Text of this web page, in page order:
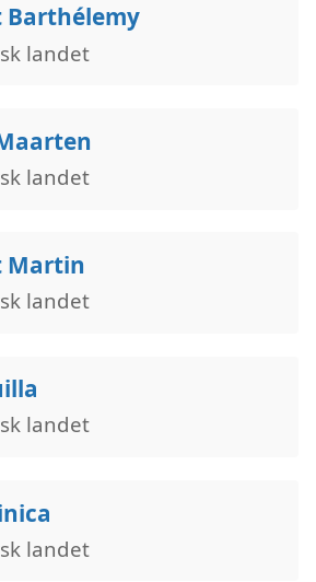
Barthélemy
landet
landet
Martin
landet
landet
landet